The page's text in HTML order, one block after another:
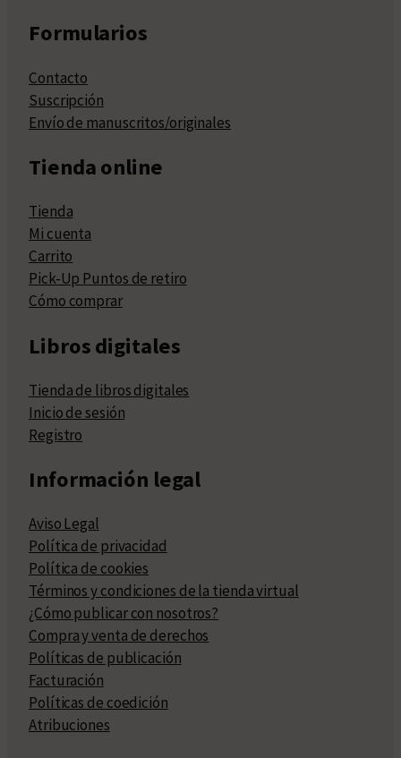
Formularios
Contacto
Suscripción
Envío de manuscritos/originales
Tienda online
Tienda
Mi cuenta
Carrito
Pick-Up Puntos de retiro
Cómo comprar
Libros digitales
Tienda de libros digitales
Inicio de sesión
Registro
Información legal
Aviso Legal
Política de privacidad
Política de cookies
Términos y condiciones de la tienda virtual
¿Cómo publicar con nosotros?
Compra y venta de derechos
Políticas de publicación
Facturación
Políticas de coedición
Atribuciones